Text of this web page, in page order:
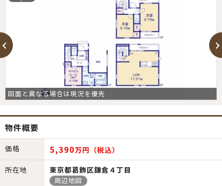
図面と異なる場合は現況を優先
物件概要
価格 5,390万円（税込）
所在地
東京都葛飾区鎌倉４丁目
周辺地図